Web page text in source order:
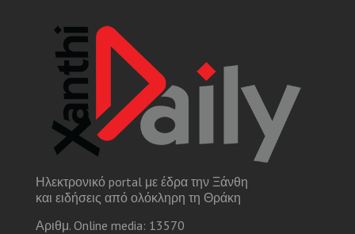
Ηλεκτρονικό portal με έδρα την Ξάνθη
και ειδήσεις από ολόκληρη τη Θράκη
Αριθμ. Online media: 13570